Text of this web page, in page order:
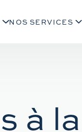
NOS SERVICES
à